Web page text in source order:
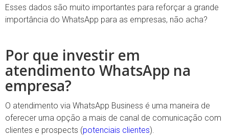
Esses dados são muito importantes para reforçar a grande
importância do WhatsApp para as empresas, não acha?
Por que investir em
atendimento WhatsApp na
empresa?
O atendimento via WhatsApp Business é uma maneira de
oferecer uma opção a mais de canal de comunicação com
clientes e prospects (potenciais clientes).